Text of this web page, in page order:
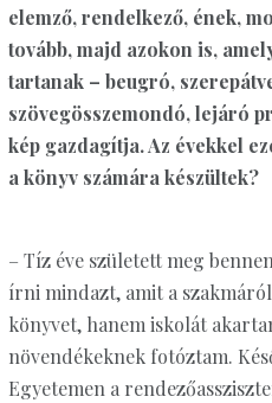
elemző, rendelkező, ének,
tovább, majd azokon is,
tartanak – beugró,
szövegösszemondó, lejáró
kép gazdagítja. Az évekkel
a könyv számára készültek?
– Tíz éve született meg
írni mindazt, amit a
könyvet, hanem iskolát
növendékeknek fotóztam.
Egyetemen a